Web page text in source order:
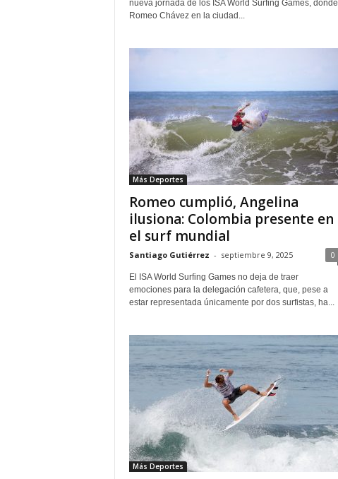
nueva jornada de los ISA World Surfing Games, donde
Romeo Chávez en la ciudad...
Más Deportes
Romeo cumplió, Angelina
ilusiona: Colombia presente en
el surf mundial
Santiago Gutiérrez - septiembre 9, 2025 0
El ISA World Surfing Games no deja de traer
emociones para la delegación cafetera, que, pese a
estar representada únicamente por dos surfistas, ha...
Más Deportes